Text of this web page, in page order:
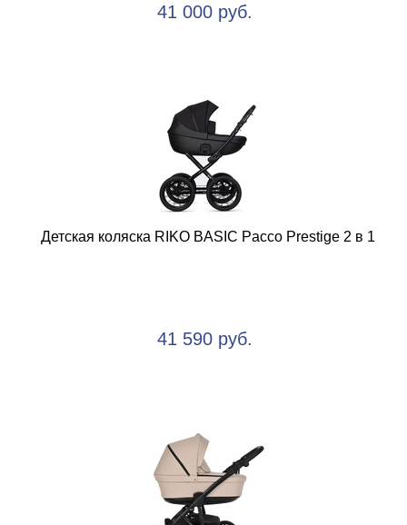
41 000 руб.
Детская коляска RIKO BASIC Pacco Prestige 2 в 1
41 590 руб.